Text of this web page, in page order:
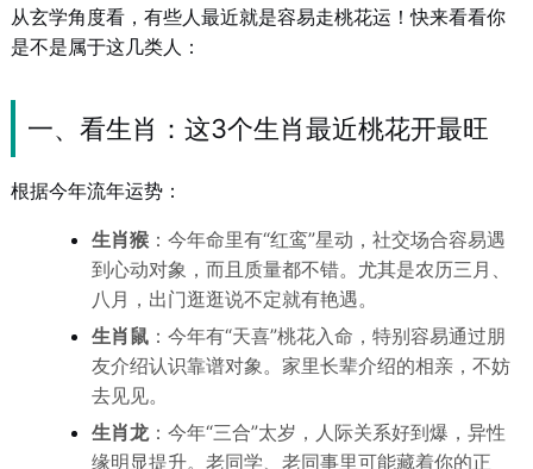
从玄学角度看，有些人最近就是容易走桃花运！快来看看你
是不是属于这几类人：
一、看生肖：这3个生肖最近桃花开最旺
根据今年流年运势：
生肖猴：今年命里有“红鸾”星动，社交场合容易遇
到心动对象，而且质量都不错。尤其是农历三月、
八月，出门逛逛说不定就有艳遇。
生肖鼠：今年有“天喜”桃花入命，特别容易通过朋
友介绍认识靠谱对象。家里长辈介绍的相亲，不妨
去见见。
生肖龙：今年“三合”太岁，人际关系好到爆，异性
缘明显提升。老同学、老同事里可能藏着你的正